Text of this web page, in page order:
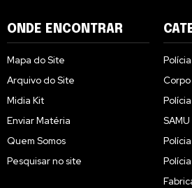
ONDE ENCONTRAR
Mapa do Site
Arquivo do Site
Midia Kit
Enviar Matéria
Quem Somos
Pesquisar no site
SAMU